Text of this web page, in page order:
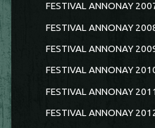
FESTIVAL ANNONAY
FESTIVAL ANNONAY
FESTIVAL ANNONAY
FESTIVAL ANNONAY
FESTIVAL ANNONAY 2011
FESTIVAL ANNONAY